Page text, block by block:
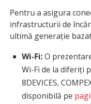
Pentru a asigura
infrastructurii de
ultimă generație
Wi-Fi:O
Wi-Fi de la diferiți
8DEVICES,
disponibilă pe